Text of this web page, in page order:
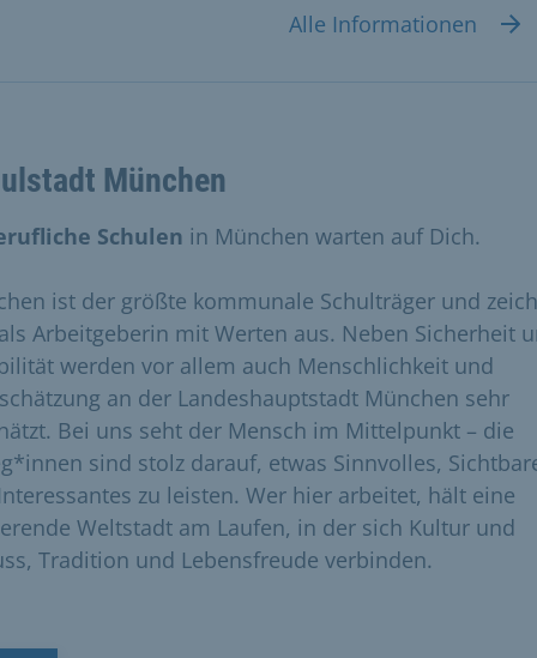
Alle Informationen
München
Schulen in München warten auf Dich.
ist der größte kommunale Schulträger und
Arbeitgeberin mit Werten aus. Neben Sicherheit
werden vor allem auch Menschlichkeit und
an der Landeshauptstadt München sehr
Bei uns seht der Mensch im Mittelpunkt – die
sind stolz darauf, etwas Sinnvolles,
zu leisten. Wer hier arbeitet, hält eine
Weltstadt am Laufen, in der sich Kultur und
Tradition und Lebensfreude verbinden.